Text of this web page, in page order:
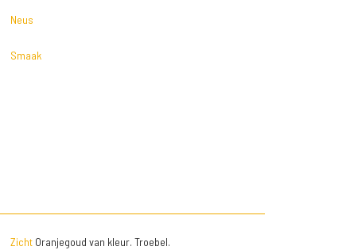
Neus
Smaak
ZichtOranjegoud van kleur. Troebel.